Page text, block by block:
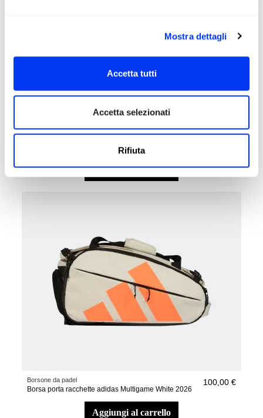
Mostra dettagli
Accetta tutti
Accetta selezionati
Rifiuta
Borsone da padel Zaino
Zaino Adidas Pro Tour Pink - Martita Ortega 2026
aggiungi al carrello
Borsone da padel
Borsa porta racchette adidas Multigame White 2026
100,00 €
aggiungi al carrello